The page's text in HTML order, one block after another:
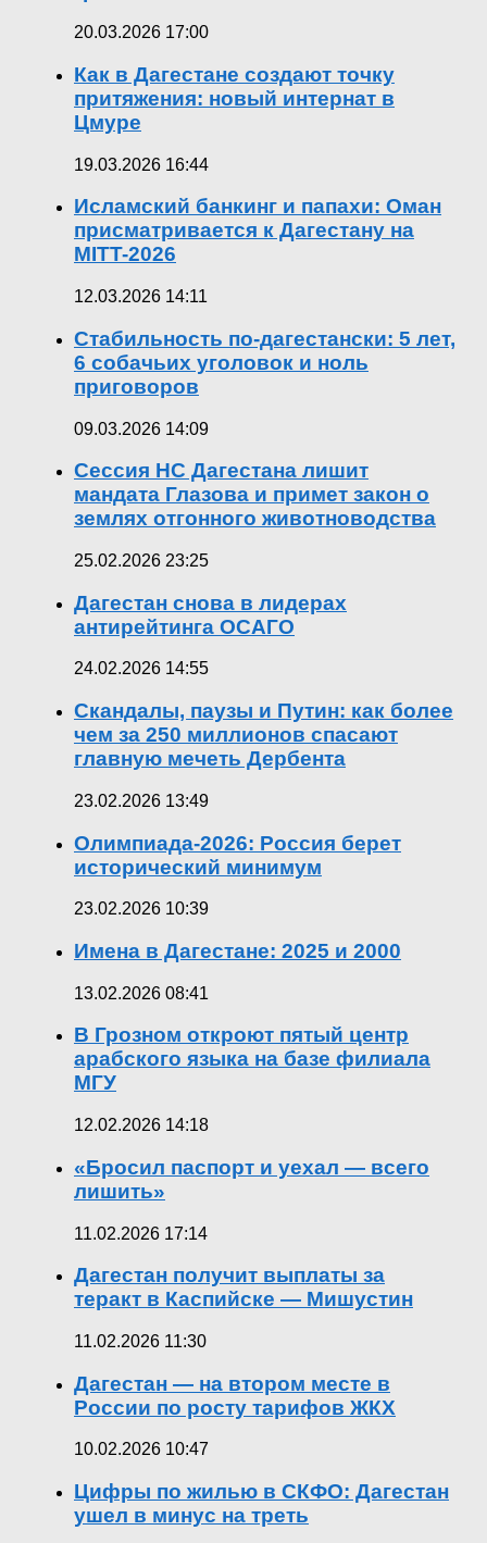
20.03.2026 17:00
Как в Дагестане создают точку
притяжения: новый интернат в
Цмуре
19.03.2026 16:44
Исламский банкинг и папахи: Оман
присматривается к Дагестану на
MITT-2026
12.03.2026 14:11
Стабильность по-дагестански: 5 лет,
6 собачьих уголовок и ноль
приговоров
09.03.2026 14:09
Сессия НС Дагестана лишит
мандата Глазова и примет закон о
землях отгонного животноводства
25.02.2026 23:25
Дагестан снова в лидерах
антирейтинга ОСАГО
24.02.2026 14:55
Скандалы, паузы и Путин: как более
чем за 250 миллионов спасают
главную мечеть Дербента
23.02.2026 13:49
Олимпиада-2026: Россия берет
исторический минимум
23.02.2026 10:39
Имена в Дагестане: 2025 и 2000
13.02.2026 08:41
В Грозном откроют пятый центр
арабского языка на базе филиала
МГУ
12.02.2026 14:18
«Бросил паспорт и уехал — всего
лишить»
11.02.2026 17:14
Дагестан получит выплаты за
теракт в Каспийске — Мишустин
11.02.2026 11:30
Дагестан — на втором месте в
России по росту тарифов ЖКХ
10.02.2026 10:47
Цифры по жилью в СКФО: Дагестан
ушел в минус на треть